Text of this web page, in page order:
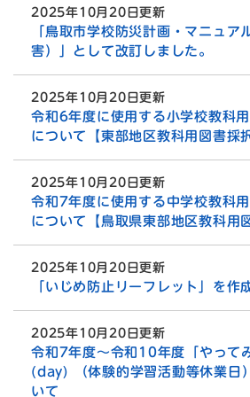
2025年10月20日更新
「鳥取市学校防災計画・マニュア
害）」として改訂しました。
2025年10月20日更新
令和6年度に使用する小学校教科
について【東部地区教科用図書採
2025年10月20日更新
令和7年度に使用する中学校教科
について【鳥取県東部地区教科用
2025年10月20日更新
「いじめ防止リーフレット」を作
2025年10月20日更新
令和7年度～令和10年度「やって
(day) （体験的学習活動等休業日
いて